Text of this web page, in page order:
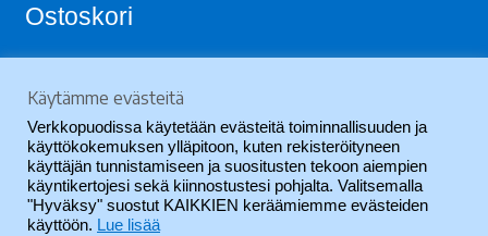
Ostoskori
Ostoskori on tyhjä.
Käytämme evästeitä
Verkkopuodissa käytetään evästeitä toiminnallisuuden ja
käyttökokemuksen ylläpitoon, kuten rekisteröityneen
käyttäjän tunnistamiseen ja suositusten tekoon aiempien
käyntikertojesi sekä kiinnostustesi pohjalta. Valitsemalla
"Hyväksy" suostut KAIKKIEN keräämiemme evästeiden
käyttöön. Lue lisää